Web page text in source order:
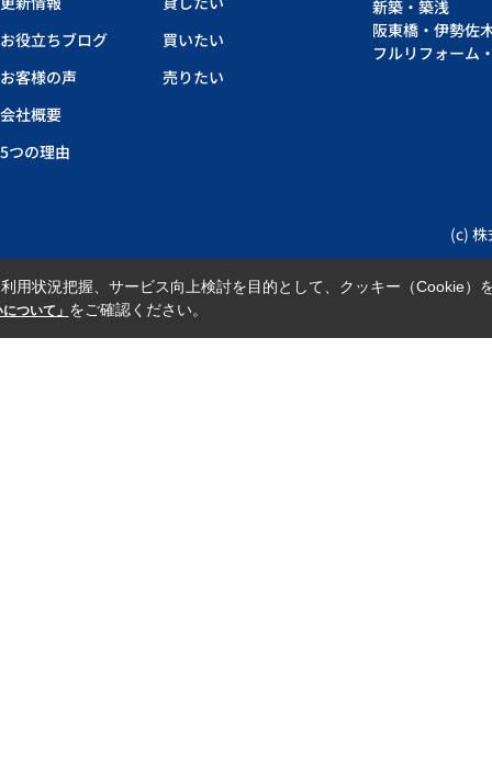
お役立ちブログ
買いたい
お客様の声
売りたい
会社概要
5つの理由
新築・築浅
阪東橋・伊勢佐
フルリフォーム
(c)
用状況把握、サービス向上検討を目的として、クッキー（Cookie）
ついて」 をご確認ください。